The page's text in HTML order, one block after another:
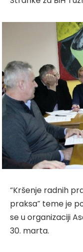
“Kršenje radnih
praksa” teme je
se u organizaciji
30. marta.